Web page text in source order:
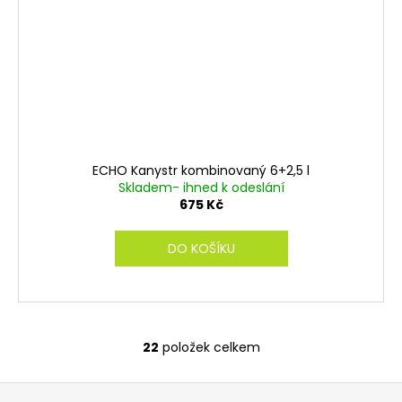
ECHO Kanystr kombinovaný 6+2,5 l
Skladem- ihned k odeslání
675 Kč
DO KOŠÍKU
O
v
22 položek celkem